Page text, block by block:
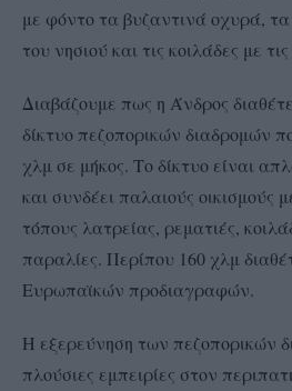
με φόντο τα βυζαντινά οχυρά,
του νησιού και τις κοιλάδες με
Διαβάζουμε πως η Άνδρος
δίκτυο πεζοπορικών διαδρομών
χλμ σε μήκος. Το δίκτυο είναι
και συνδέει παλαιούς οικισμούς
τόπους λατρείας, ρεματιές,
παραλίες. Περίπου 160 χλμ
Ευρωπαϊκών προδιαγραφών.
Η εξερεύνηση των πεζοπορικών
πλούσιες εμπειρίες στον